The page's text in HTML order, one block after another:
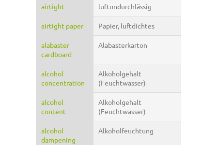
airtight luftundurchlässig
airtight paper Papier, luftdichtes
alabaster
cardboard
Alabasterkarton
alcohol
concentration
Alkoholgehalt
(Feuchtwasser)
alcohol
content
Alkoholgehalt
(Feuchtwasser)
alcohol
dampening
Alkoholfeuchtung